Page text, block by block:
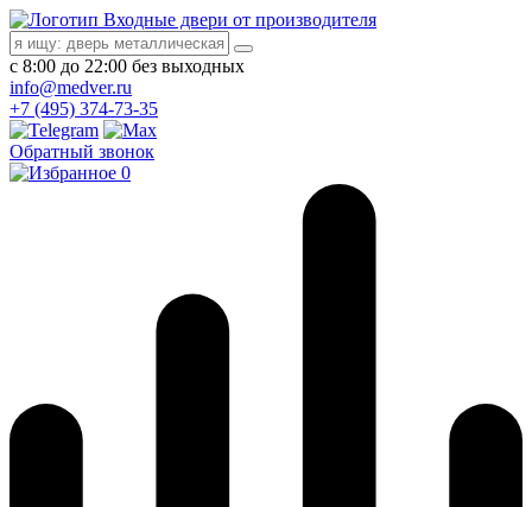
Входные двери от производителя
с 8:00 до 22:00 без выходных
info@medver.ru
+7 (495) 374-73-35
Обратный звонок
0